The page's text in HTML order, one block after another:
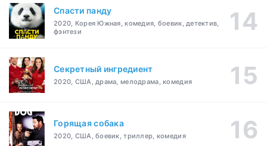
Спасти панду
2020, Корея Южная, комедия, боевик, детектив,
фэнтези
Секретный ингредиент
2020, США, драма, мелодрама, комедия
Горящая собака
2020, США, боевик, триллер, комедия